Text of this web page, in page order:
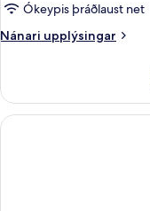
Ókeypis þráðlaust net
Nánari upplýsingar
Nánari
herbergi
(2+1)